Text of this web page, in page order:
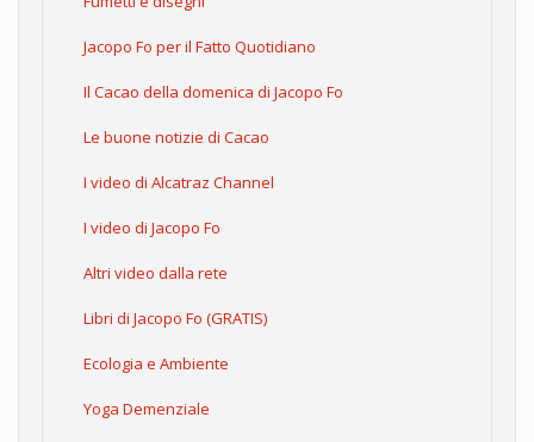
Jacopo Fo per il Fatto Quotidiano
Il Cacao della domenica di Jacopo Fo
Le buone notizie di Cacao
I video di Alcatraz Channel
I video di Jacopo Fo
Altri video dalla rete
Libri di Jacopo Fo (GRATIS)
Ecologia e Ambiente
Yoga Demenziale